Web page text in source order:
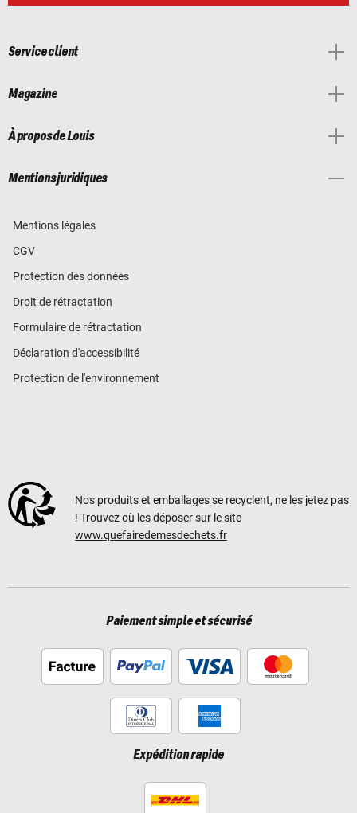
Service client
Magazine
À propos de Louis
Mentions juridiques
Mentions légales
CGV
Protection des données
Droit de rétractation
Formulaire de rétractation
Déclaration d'accessibilité
Protection de l'environnement
Nos produits et emballages se recyclent, ne les jetez pas
! Trouvez où les déposer sur le site
www.quefairedemesdechets.fr
Paiement simple et sécurisé
Expédition rapide